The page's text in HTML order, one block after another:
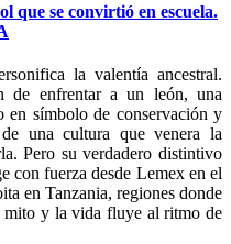
que se convirtió en escuela.
la valentía ancestral.
de enfrentar a un león, una
en símbolo de conservación y
una cultura que venera la
Pero su verdadero distintivo
con fuerza desde Lemex en el
en Tanzania, regiones donde
mito y la vida fluye al ritmo de